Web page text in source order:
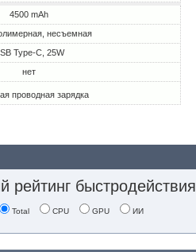
4500 mAh
несъемная
Type-C, 25W
нет
проводная зарядка
рейтинг быстродействия
Total CPU GPU ИИ